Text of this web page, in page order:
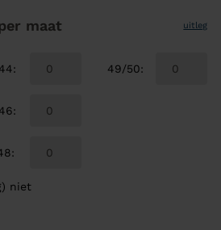
maat uitleg
:
:
:
49/50:
niet